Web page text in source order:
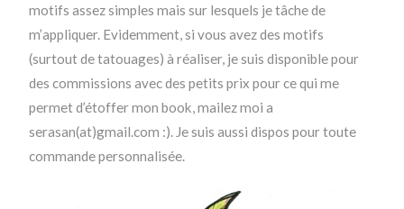
motifs assez simples mais sur lesquels je tâche de
m’appliquer. Evidemment, si vous avez des motifs
(surtout de tatouages) à réaliser, je suis disponible pour
des commissions avec des petits prix pour ce qui me
permet d’étoffer mon book, mailez moi a
serasan(at)gmail.com :). Je suis aussi dispos pour toute
commande personnalisée.